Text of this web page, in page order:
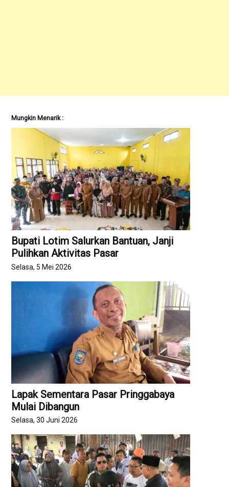
Mungkin Menarik :
Bupati Lotim Salurkan Bantuan, Janji
Pulihkan Aktivitas Pasar
Selasa, 5 Mei 2026
Lapak Sementara Pasar Pringgabaya
Mulai Dibangun
Selasa, 30 Juni 2026